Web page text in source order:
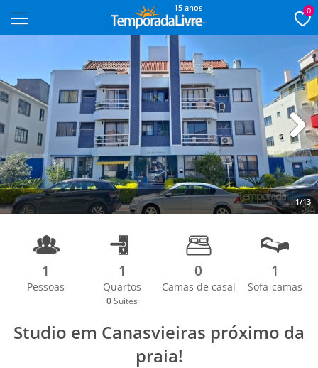
15 anos 0
1/13
Next
1
Pessoas
1
Quartos
0 Suítes
0
Camas de casal
1
Sofa-camas
Studio em Canasvieiras próximo da
praia!